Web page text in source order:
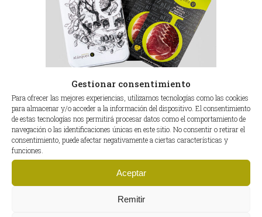
Gestionar consentimiento
Para ofrecer las mejores experiencias, utilizamos tecnologías como las cookies
para almacenar y/o acceder a la información del dispositivo. El consentimiento
de estas tecnologías nos permitirá procesar datos como el comportamiento de
navegación o las identificaciones únicas en este sitio. No consentir o retirar el
consentimiento, puede afectar negativamente a ciertas características y
funciones.
Aceptar
Remitir
CAJA DIAMOND SURTIDO